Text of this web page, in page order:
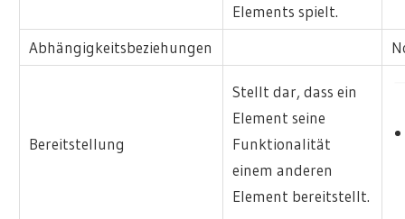
Elements spielt.
Abhängigkeitsbeziehungen
Bereitstellung
Stellt dar, dass ein
Element seine
Funktionalität
einem anderen
Element bereitstellt.